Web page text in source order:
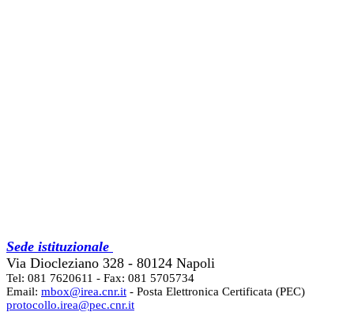
Sede istituzionale
Via Diocleziano 328 - 80124 Napoli
Tel: 081 7620611 - Fax: 081 5705734
Email: mbox@irea.cnr.it - Posta Elettronica Certificata (PEC)
protocollo.irea@pec.cnr.it